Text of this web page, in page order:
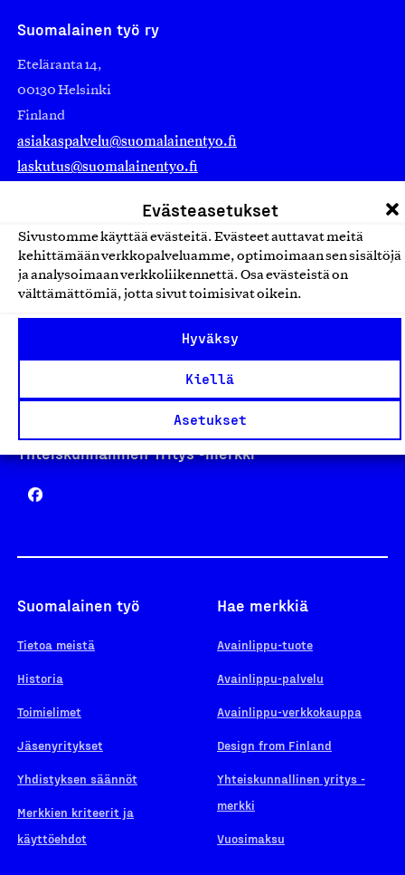
Evästeasetukset
Sivustomme käyttää evästeitä. Evästeet auttavat meitä
kehittämään verkkopalveluamme, optimoimaan sen sisältöjä
ja analysoimaan verkkoliikennettä. Osa evästeistä on
välttämättömiä, jotta sivut toimisivat oikein.
Hyväksy
Kiellä
Asetukset
Suomalainen työ ry
Eteläranta 14,
00130 Helsinki
Finland
asiakaspalvelu@suomalainentyo.fi
laskutus@suomalainentyo.fi
Avainlippu
Design From Finland
Yhteiskunnallinen Yritys -merkki
Suomalainen työ
Tietoa meistä
Historia
Toimielimet
Jäsenyritykset
Yhdistyksen säännöt
Merkkien kriteerit ja
käyttöehdot
Hae merkkiä
Avainlippu-tuote
Avainlippu-palvelu
Avainlippu-verkkokauppa
Design from Finland
Yhteiskunnallinen yritys -
merkki
Vuosimaksu